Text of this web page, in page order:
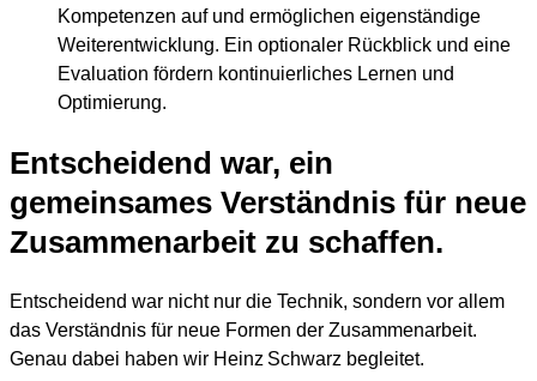
Kompetenzen auf und ermöglichen eigenständige
Weiterentwicklung. Ein optionaler Rückblick und eine
Evaluation fördern kontinuierliches Lernen und
Optimierung.
Entscheidend war, ein
gemeinsames Verständnis für neue
Zusammenarbeit zu schaffen.
Entscheidend war nicht nur die Technik, sondern vor allem
das Verständnis für neue Formen der Zusammenarbeit.
Genau dabei haben wir Heinz Schwarz begleitet.